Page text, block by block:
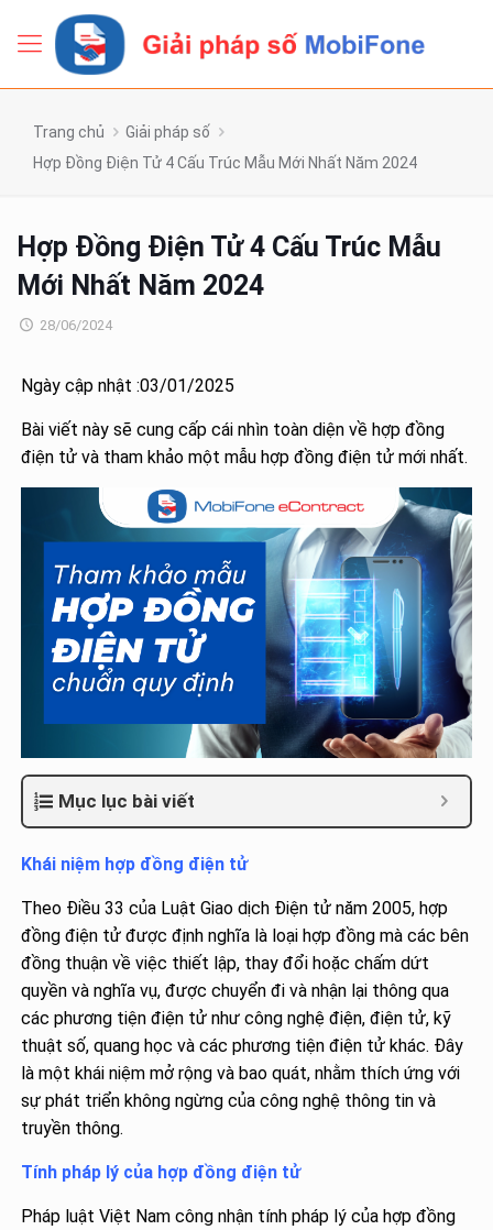
Trang chủ
Giải pháp số
Hợp Đồng Điện Tử 4 Cấu Trúc Mẫu Mới Nhất Năm 2024
Hợp Đồng Điện Tử 4 Cấu Trúc Mẫu
Mới Nhất Năm 2024
28/06/2024
Ngày cập nhật :03/01/2025
Bài viết này sẽ cung cấp cái nhìn toàn diện về hợp đồng
điện tử và tham khảo một mẫu hợp đồng điện tử mới nhất.
Mục lục bài viết
Khái niệm hợp đồng điện tử
Theo Điều 33 của Luật Giao dịch Điện tử năm 2005, hợp
đồng điện tử được định nghĩa là loại hợp đồng mà các bên
đồng thuận về việc thiết lập, thay đổi hoặc chấm dứt
quyền và nghĩa vụ, được chuyển đi và nhận lại thông qua
các phương tiện điện tử như công nghệ điện, điện tử, kỹ
thuật số, quang học và các phương tiện điện tử khác. Đây
là một khái niệm mở rộng và bao quát, nhằm thích ứng với
sự phát triển không ngừng của công nghệ thông tin và
truyền thông.
Tính pháp lý của hợp đồng điện tử
Pháp luật Việt Nam công nhận tính pháp lý của hợp đồng